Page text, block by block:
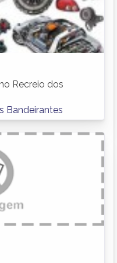
Recreio dos
Bandeirantes